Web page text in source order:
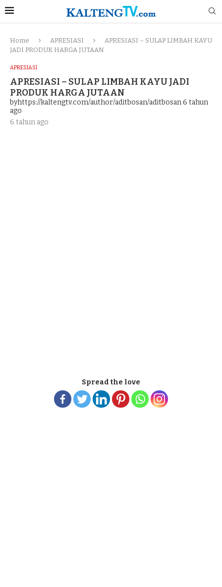
Home APRESIASI
APRESIASI – SULAP LIMBAH KAYU
JADI PRODUK HARGA JUTAAN
APRESIASI
APRESIASI – SULAP LIMBAH KAYU JADI
PRODUK HARGA JUTAAN
byhttps://kaltengtv.com/author/aditbosan/aditbosan6 tahun
ago
6 tahun ago
Spread the love